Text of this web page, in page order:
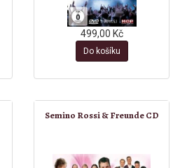
499,00 Kč
Do košíku
Semino Rossi & Freunde CD